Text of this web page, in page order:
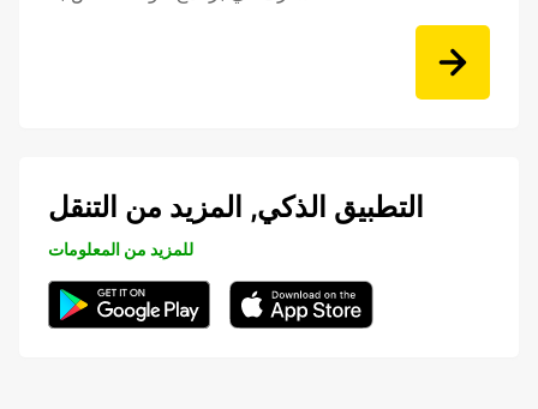
التطبيق الذكي, المزيد من التنقل
للمزيد من المعلومات